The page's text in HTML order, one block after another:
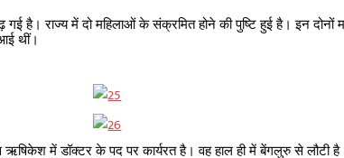
गई है। राज्य में दो महिलाओं के संक्रमित होने की पुष्टि हुई है। इन दोनों
थीं।
ऋषिकेश में डॉक्टर के पद पर कार्यरत है। वह हाल ही में बेंगलुरु से लौटी